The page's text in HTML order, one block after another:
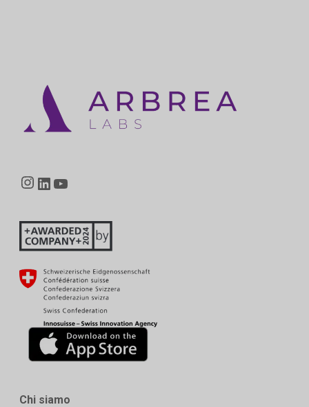
Instagram
LinkedIn
Chi siamo